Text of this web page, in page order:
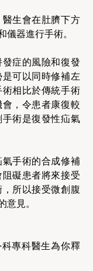
生會在肚臍下方
儀器進行手術。
症的風險和復發
可以同時修補左
相比於傳統手術
，令患者康復較
術是復發性疝氣
手術的合成修補
礙患者將來接受
所以接受微創腹
意見。
科專科醫生為你釋